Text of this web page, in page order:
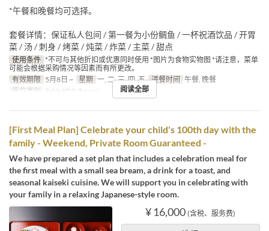
*午餐和晚餐均可选择。
套餐详情：保证私人包间 / 第一餐为小份鲷鱼 / 一杯祝酒饮品 / 开胃
菜 / 汤 / 刺身 / 烤菜 / 炖菜 / 炸菜 / 主菜 / 甜点
使用条件 *不可与其他折扣或优惠同时使用 *图片为食物实物图 *请注意，菜单
可能会根据采购情况等因素而有所更改。
有效期限 5月8日 ~ 星期 一, 二, 三, 四, 五 进餐时间 午餐, 晚餐
座位类别 TablePDR-Tatami 阅读全部
[First Meal Plan] Celebrate your child's 100th day with the
family - Weekend, Private Room Guaranteed -
We have prepared a set plan that includes a celebration meal for
the first meal with a small sea bream, a drink for a toast, and
seasonal kaiseki cuisine. We will support you in celebrating with
your family in a relaxing Japanese-style room.
¥ 16,000 (含税、服务费)